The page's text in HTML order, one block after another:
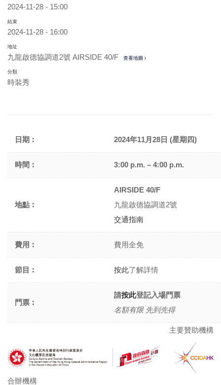
2024-11-28 - 15:00
結束
2024-11-28 - 16:00
地址
九龍啟德協調道2號 AIRSIDE 40/F 查看地圖
分類
時裝秀
日期︰ 2024年11月28日 (星期四)
時間︰ 3:00 p.m. – 4:00 p.m.
地點︰
AIRSIDE 40/F
九龍啟德協調道2號
交通指南
費用︰ 費用全免
節目︰ 按此了解詳情
門票︰
請按此登記入場門票
名額有限 先到先得
主要贊助機構
合辦機構